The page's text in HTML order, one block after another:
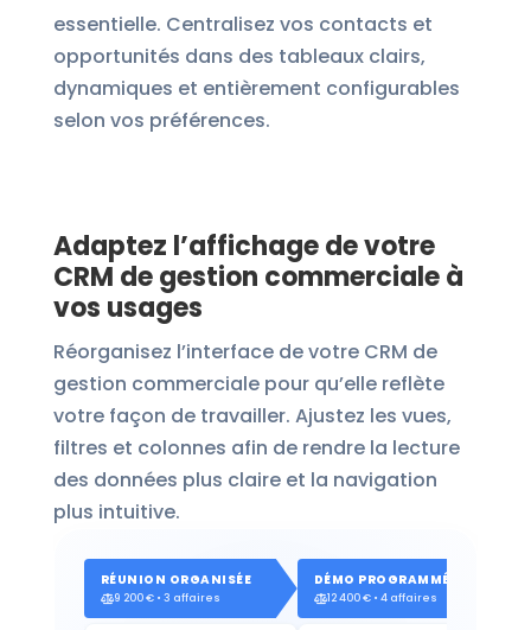
essentielle. Centralisez vos contacts et
opportunités dans des tableaux clairs,
dynamiques et entièrement configurables
selon vos préférences.
Adaptez l’affichage de votre
CRM de gestion commerciale à
vos usages
Réorganisez l’interface de votre CRM de
gestion commerciale pour qu’elle reflète
votre façon de travailler. Ajustez les vues,
filtres et colonnes afin de rendre la lecture
des données plus claire et la navigation
plus intuitive.
RÉUNION ORGANISÉE
9 200 € • 3 affaires
DÉMO PROGRAMMÉE
12 400 € • 4 affaires